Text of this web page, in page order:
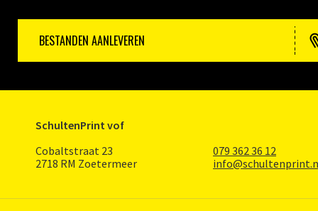
BESTANDEN AANLEVEREN
SchultenPrint vof
Cobaltstraat 23
2718 RM Zoetermeer
079 362 36 12